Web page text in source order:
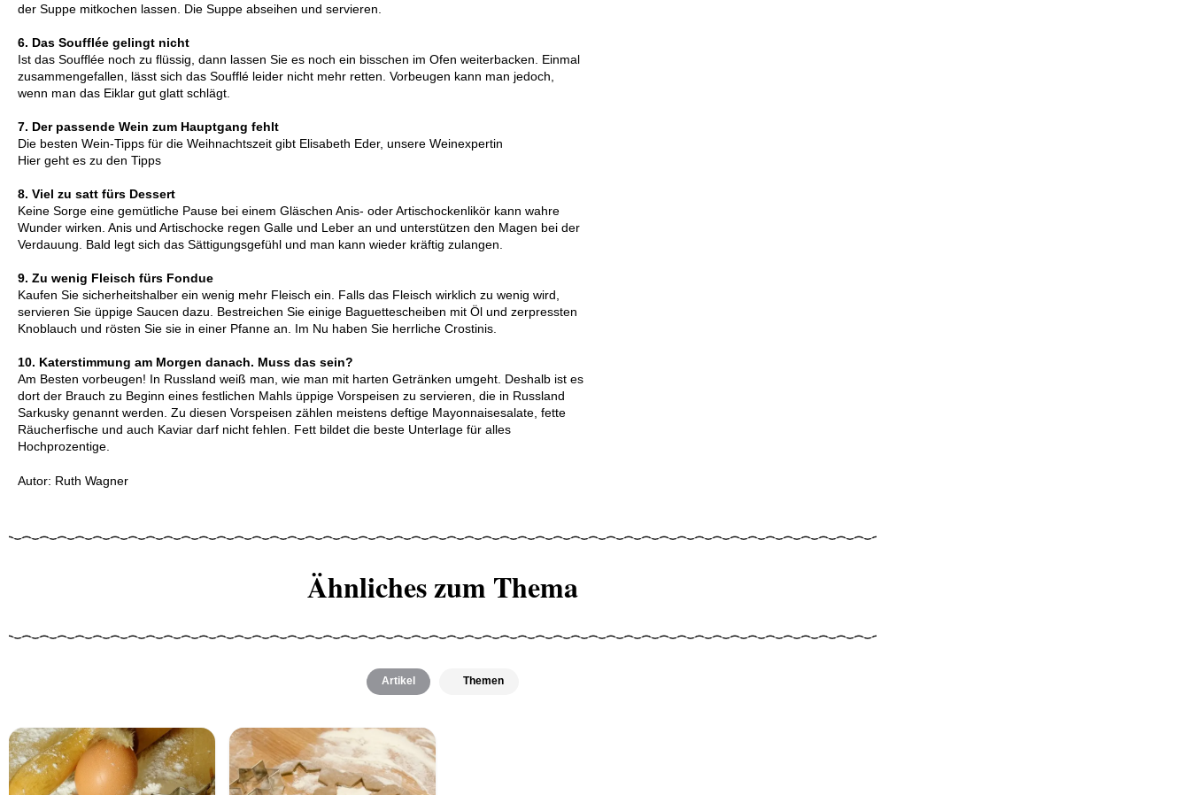
der Suppe mitkochen lassen. Die Suppe abseihen und servieren.
6. Das Soufflée gelingt nicht
Ist das Soufflée noch zu flüssig, dann lassen Sie es noch ein bisschen im Ofen weiterbacken. Einmal
zusammengefallen, lässt sich das Soufflé leider nicht mehr retten. Vorbeugen kann man jedoch,
wenn man das Eiklar gut glatt schlägt.
7. Der passende Wein zum Hauptgang fehlt
Die besten Wein-Tipps für die Weihnachtszeit gibt Elisabeth Eder, unsere Weinexpertin
Hier geht es zu den Tipps
8. Viel zu satt fürs Dessert
Keine Sorge eine gemütliche Pause bei einem Gläschen Anis- oder Artischockenlikör kann wahre
Wunder wirken. Anis und Artischocke regen Galle und Leber an und unterstützen den Magen bei der
Verdauung. Bald legt sich das Sättigungsgefühl und man kann wieder kräftig zulangen.
9. Zu wenig Fleisch fürs Fondue
Kaufen Sie sicherheitshalber ein wenig mehr Fleisch ein. Falls das Fleisch wirklich zu wenig wird,
servieren Sie üppige Saucen dazu. Bestreichen Sie einige Baguettescheiben mit Öl und zerpressten
Knoblauch und rösten Sie sie in einer Pfanne an. Im Nu haben Sie herrliche Crostinis.
10. Katerstimmung am Morgen danach. Muss das sein?
Am Besten vorbeugen! In Russland weiß man, wie man mit harten Getränken umgeht. Deshalb ist es
dort der Brauch zu Beginn eines festlichen Mahls üppige Vorspeisen zu servieren, die in Russland
Sarkusky genannt werden. Zu diesen Vorspeisen zählen meistens deftige Mayonnaisesalate, fette
Räucherfische und auch Kaviar darf nicht fehlen. Fett bildet die beste Unterlage für alles
Hochprozentige.
Autor: Ruth Wagner
Ähnliches zum Thema
Artikel Themen